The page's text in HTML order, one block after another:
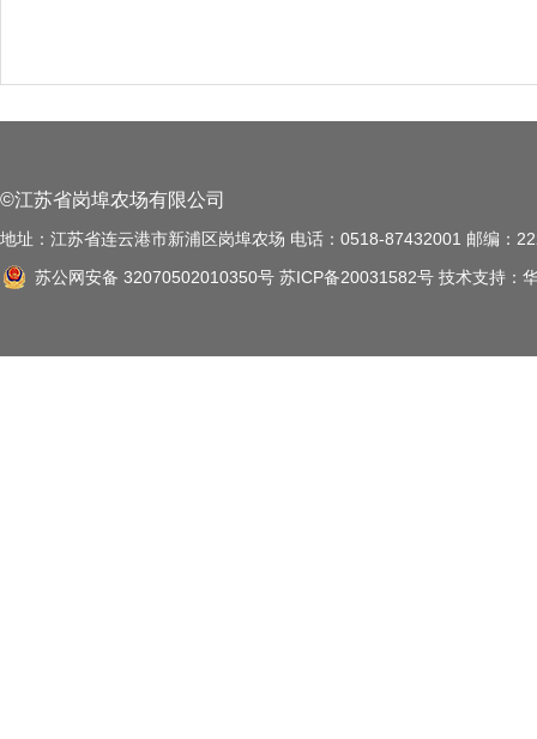
©江苏省岗埠农场有限公司
地址：江苏省连云港市新浦区岗埠农场 电话：0518-87432001 邮编：
苏公网安备 32070502010350号 苏ICP备20031582号 技术支持：